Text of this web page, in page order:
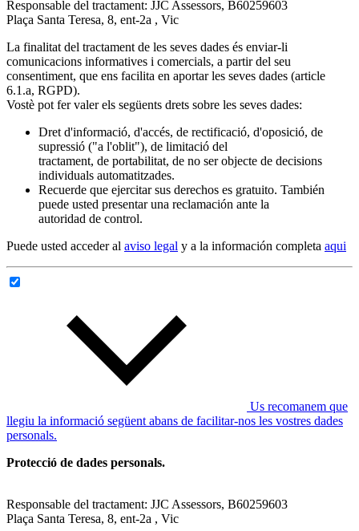
Responsable del tractament: JJC Assessors, B60259603
Plaça Santa Teresa, 8, ent-2a , Vic
La finalitat del tractament de les seves dades és enviar-li
comunicacions informatives i comercials, a partir del seu
consentiment, que ens facilita en aportar les seves dades (article
6.1.a, RGPD).
Vostè pot fer valer els següents drets sobre les seves dades:
Dret d'informació, d'accés, de rectificació, d'oposició, de
supressió ("a l'oblit"), de limitació del
tractament, de portabilitat, de no ser objecte de decisions
individuals automatitzades.
Recuerde que ejercitar sus derechos es gratuito. También
puede usted presentar una reclamación ante la
autoridad de control.
Puede usted acceder al aviso legal y a la información completa aqui
Us recomanem que
llegiu la informació següent abans de facilitar-nos les vostres dades
personals.
Protecció de dades personals.
Responsable del tractament: JJC Assessors, B60259603
Plaça Santa Teresa, 8, ent-2a , Vic